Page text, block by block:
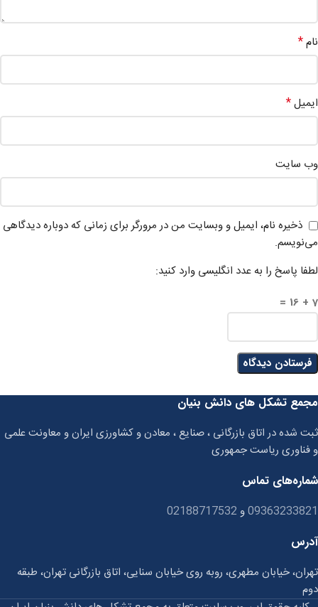
نام*
ایمیل*
وب‌ سایت
ذخیره نام، ایمیل و وبسایت من در مرورگر برای زمانی که دوباره دیدگاهی
می‌نویسم.
لطفا پاسخ را به عدد انگلیسی وارد کنید:
7 + 16 =
مجمع تشکل های دانش بنیان
ثبت شده در اتاق بازرگانی ، صنایع ، معادن و کشاورزی ایران و معاونت علمی
و فناوری ریاست جمهوری
شماره‌های تماس
09363233821و 02188717532
آدرس
تهران، خیابان مطهری، روبه روی خیابان سنایی، اتاق بازرگانی تهران، طبقه
دوم